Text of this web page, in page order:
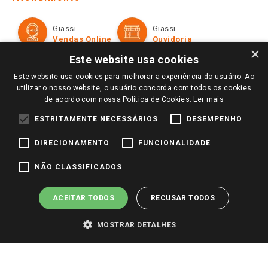
Televendas
Perguntas frequentes
Trabalhe Conosco
Identidade Visual
Formas de Pagamento
Políticas de entrega
Trocas e Devoluções
Giassi
Vendas Online
Giassi
Ouvidoria
Redes Sociais
Pagamento e Segurança
×
Este website usa cookies
Este website usa cookies para melhorar a experiência do usuário. Ao
utilizar o nosso website, o usuário concorda com todos os cookies
de acordo com nossa Política de Cookies. Ler mais
ESTRITAMENTE NECESSÁRIOS DESEMPENHO
DIRECIONAMENTO FUNCIONALIDADE
NÃO CLASSIFICADOS
ACEITAR TODOS RECUSAR TODOS
MOSTRAR DETALHES